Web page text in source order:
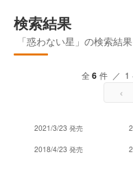
検索結果
「惑わない星」の検索結
全6 件 ／ 1
‹
2021/3/23 発売
2018/4/23 発売